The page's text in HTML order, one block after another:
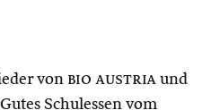
von bio austria und
Schulessen vom